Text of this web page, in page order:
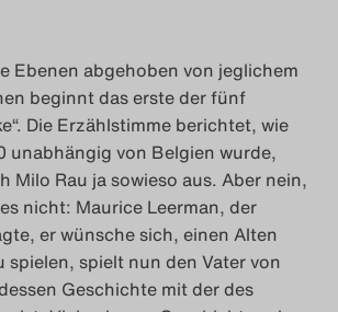
Ebenen abgehoben von jeglichem
beginnt das erste der fünf
Die Erzählstimme berichtet, wie
unabhängig von Belgien wurde,
Milo Rau ja sowieso aus. Aber nein,
nicht: Maurice Leerman, der
er wünsche sich, einen Alten
spielen, spielt nun den Vater von
Geschichte mit der des